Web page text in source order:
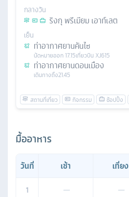
กลางวัน
ริงกุ พรีเมียม เอาท์เลต
เย็น
ท่าอากาศยานคันไซ
นัดหมายออก17.15เที่ยวบิน XJ615
ท่าอากาศยานดอนเมือง
เดินทางถึง21.45
มื้ออาหาร
วันที่ เช้า เที่ยง
1
— —